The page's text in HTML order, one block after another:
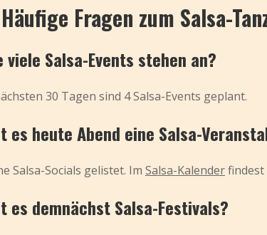
Fragen zum Salsa-
viele Salsa-Events stehen an?
30 Tagen sind 4 Salsa-Events geplant.
es heute Abend eine Salsa-
Salsa-Socials gelistet. Im Salsa-Kalenderfindest
es demnächst Salsa-Festivals?